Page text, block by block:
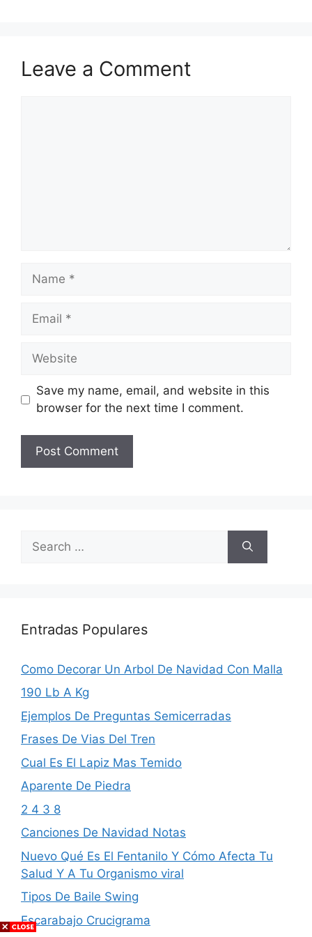
Leave a Comment
Name
Email
Website
Save my name, email, and website in this
browser for the next time I comment.
for:
Entradas Populares
Como Decorar Un Arbol De Navidad Con Malla
190 Lb A Kg
Ejemplos De Preguntas Semicerradas
Frases De Vias Del Tren
Cual Es El Lapiz Mas Temido
Aparente De Piedra
2 4 3 8
Canciones De Navidad Notas
Nuevo Qué Es El Fentanilo Y Cómo Afecta Tu
Salud Y A Tu Organismo viral
Tipos De Baile Swing
Escarabajo Crucigrama